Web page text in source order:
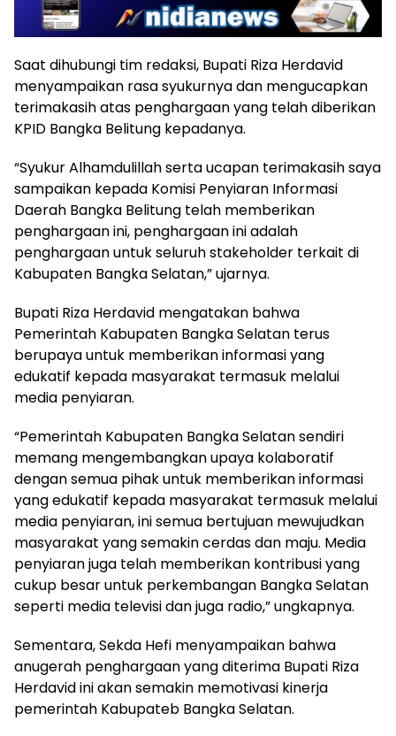
Saat dihubungi tim redaksi, Bupati Riza Herdavid
menyampaikan rasa syukurnya dan mengucapkan
terimakasih atas penghargaan yang telah diberikan
KPID Bangka Belitung kepadanya.
“Syukur Alhamdulillah serta ucapan terimakasih saya
sampaikan kepada Komisi Penyiaran Informasi
Daerah Bangka Belitung telah memberikan
penghargaan ini, penghargaan ini adalah
penghargaan untuk seluruh stakeholder terkait di
Kabupaten Bangka Selatan,” ujarnya.
Bupati Riza Herdavid mengatakan bahwa
Pemerintah Kabupaten Bangka Selatan terus
berupaya untuk memberikan informasi yang
edukatif kepada masyarakat termasuk melalui
media penyiaran.
“Pemerintah Kabupaten Bangka Selatan sendiri
memang mengembangkan upaya kolaboratif
dengan semua pihak untuk memberikan informasi
yang edukatif kepada masyarakat termasuk melalui
media penyiaran, ini semua bertujuan mewujudkan
masyarakat yang semakin cerdas dan maju. Media
penyiaran juga telah memberikan kontribusi yang
cukup besar untuk perkembangan Bangka Selatan
seperti media televisi dan juga radio,” ungkapnya.
Sementara, Sekda Hefi menyampaikan bahwa
anugerah penghargaan yang diterima Bupati Riza
Herdavid ini akan semakin memotivasi kinerja
pemerintah Kabupateb Bangka Selatan.